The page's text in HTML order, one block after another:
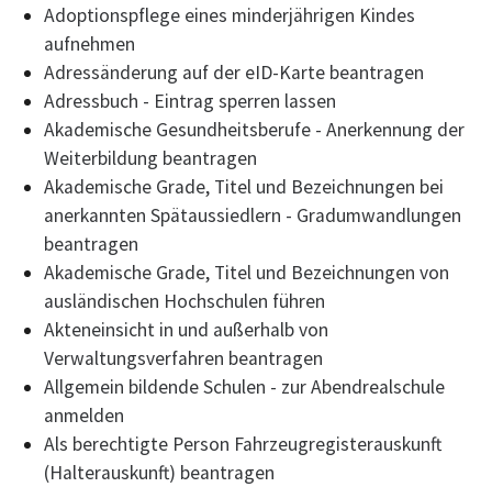
Adoptionspflege eines minderjährigen Kindes
aufnehmen
Adressänderung auf der eID-Karte beantragen
Adressbuch - Eintrag sperren lassen
Akademische Gesundheitsberufe - Anerkennung der
Weiterbildung beantragen
Akademische Grade, Titel und Bezeichnungen bei
anerkannten Spätaussiedlern - Gradumwandlungen
beantragen
Akademische Grade, Titel und Bezeichnungen von
ausländischen Hochschulen führen
Akteneinsicht in und außerhalb von
Verwaltungsverfahren beantragen
Allgemein bildende Schulen - zur Abendrealschule
anmelden
Als berechtigte Person Fahrzeugregisterauskunft
(Halterauskunft) beantragen